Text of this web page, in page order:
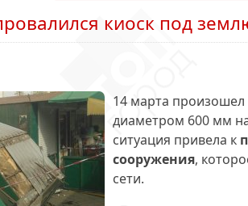
киоск под
14 марта
диаметром 600 мм
ситуация привела к
сооружения,
сети.